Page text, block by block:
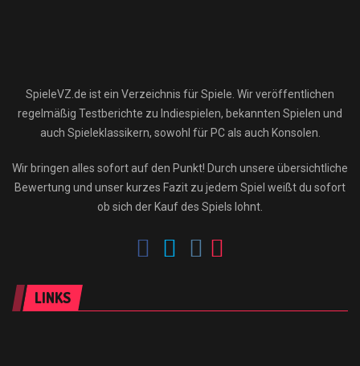
SpieleVZ.de ist ein Verzeichnis für Spiele. Wir veröffentlichen
regelmäßig Testberichte zu Indiespielen, bekannten Spielen und
auch Spieleklassikern, sowohl für PC als auch Konsolen.
Wir bringen alles sofort auf den Punkt! Durch unsere übersichtliche
Bewertung und unser kurzes Fazit zu jedem Spiel weißt du sofort
ob sich der Kauf des Spiels lohnt.
LINKS